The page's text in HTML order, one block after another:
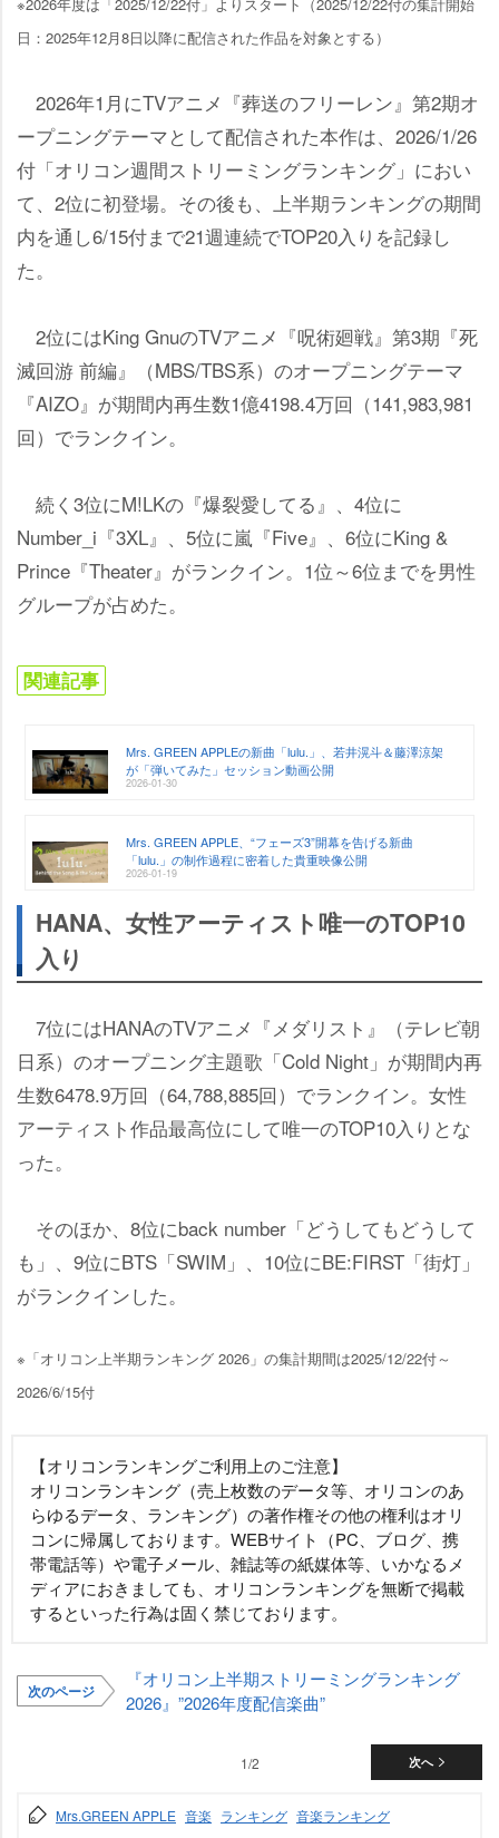
日：2025年12月8日以降に配信された作品を対象とする）
2026年1月にTVアニメ『葬送のフリーレン』第2期オ
ープニングテーマとして配信された本作は、2026/1/26
付「オリコン週間ストリーミングランキング」におい
て、2位に初登場。その後も、上半期ランキングの期間
内を通し6/15付まで21週連続でTOP20入りを記録し
た。
2位にはKing GnuのTVアニメ『呪術廻戦』第3期『死
滅回游 前編』（MBS/TBS系）のオープニングテーマ
『AIZO』が期間内再生数1億4198.4万回（141,983,981
回）でランクイン。
続く3位にM!LKの『爆裂愛してる』、4位に
Number_i『3XL』、5位に嵐『Five』、6位にKing &
Prince『Theater』がランクイン。1位～6位までを男性
グループが占めた。
関連記事
Mrs. GREEN APPLEの新曲「lulu.」、若井滉斗＆藤澤涼架
が「弾いてみた」セッション動画公開
2026-01-30
Mrs. GREEN APPLE、“フェーズ3”開幕を告げる新曲
「lulu.」の制作過程に密着した貴重映像公開
2026-01-19
HANA、女性アーティスト唯一のTOP10
入り
7位にはHANAのTVアニメ『メダリスト』（テレビ朝
日系）のオープニング主題歌「Cold Night」が期間内再
生数6478.9万回（64,788,885回）でランクイン。女性
アーティスト作品最高位にして唯一のTOP10入りとな
った。
そのほか、8位にback number「どうしてもどうして
も」、9位にBTS「SWIM」、10位にBE:FIRST「街灯」
がランクインした。
※「オリコン上半期ランキング 2026」の集計期間は2025/12/22付～
2026/6/15付
【オリコンランキングご利用上のご注意】
オリコンランキング（売上枚数のデータ等、オリコンのあ
らゆるデータ、ランキング）の著作権その他の権利はオリ
コンに帰属しております。WEBサイト（PC、ブログ、携
帯電話等）や電子メール、雑誌等の紙媒体等、いかなるメ
ディアにおきましても、オリコンランキングを無断で掲載
するといった行為は固く禁じております。
次のページ
『オリコン上半期ストリーミングランキング
2026』”2026年度配信楽曲”
次へ
1/2
Mrs.GREEN APPLE 音楽 ランキング 音楽ランキング